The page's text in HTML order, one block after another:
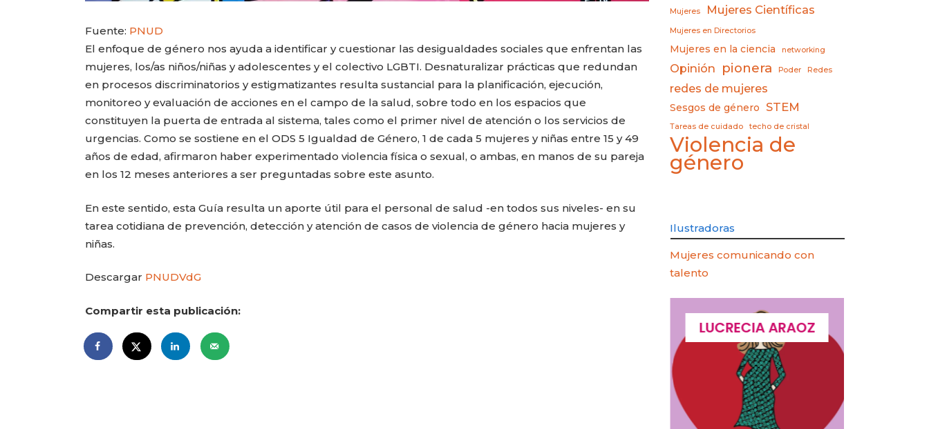
Fuente: PNUD
El enfoque de género nos ayuda a identificar y cuestionar las desigualdades sociales que enfrentan las
mujeres, los/as niños/niñas y adolescentes y el colectivo LGBTI. Desnaturalizar prácticas que redundan
en procesos discriminatorios y estigmatizantes resulta sustancial para la planificación, ejecución,
monitoreo y evaluación de acciones en el campo de la salud, sobre todo en los espacios que
constituyen la puerta de entrada al sistema, tales como el primer nivel de atención o los servicios de
urgencias. Como se sostiene en el ODS 5 Igualdad de Género, 1 de cada 5 mujeres y niñas entre 15 y 49
años de edad, afirmaron haber experimentado violencia física o sexual, o ambas, en manos de su pareja
en los 12 meses anteriores a ser preguntadas sobre este asunto.
En este sentido, esta Guía resulta un aporte útil para el personal de salud -en todos sus niveles- en su
tarea cotidiana de prevención, detección y atención de casos de violencia de género hacia mujeres y
niñas.
Descargar PNUDVdG
Compartir esta publicación:
Mujeres Mujeres Científicas
Mujeres en Directorios
Mujeres en la ciencia networking
Opinión pionera Poder Redes
redes de mujeres
Sesgos de género STEM
Tareas de cuidado techo de cristal
Violencia de
género
Ilustradoras
Mujeres comunicando con
talento
LUCRECIA ARAOZ